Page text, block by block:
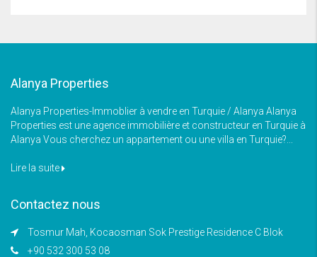
Alanya Properties
Alanya Properties-Immoblier à vendre en Turquie / Alanya Alanya
Properties est une agence immobilière et constructeur en Turquie à
Alanya Vous cherchez un appartement ou une villa en Turquie?...
Lire la suite
Contactez nous
Tosmur Mah, Kocaosman Sok Prestige Residence C Blok
+90 532 300 53 08